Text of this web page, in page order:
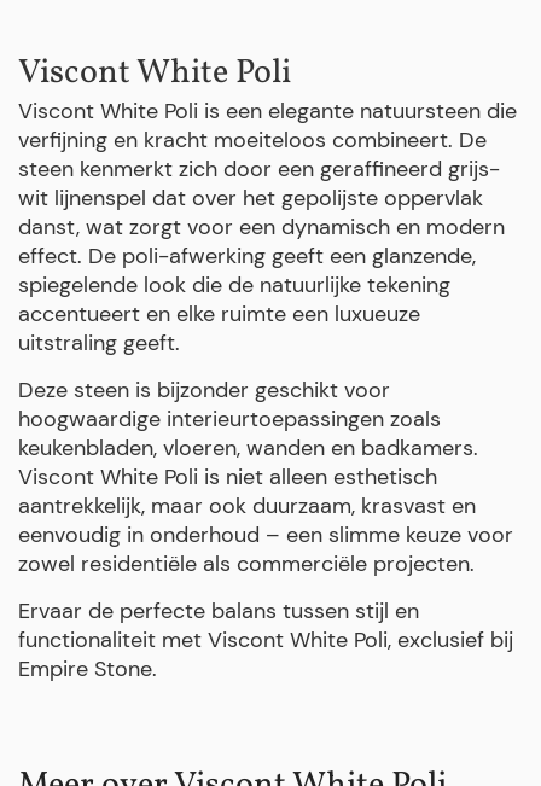
Viscont White Poli
Viscont White Poli is een elegante natuursteen die
verfijning en kracht moeiteloos combineert. De
steen kenmerkt zich door een geraffineerd grijs-
wit lijnenspel dat over het gepolijste oppervlak
danst, wat zorgt voor een dynamisch en modern
effect. De poli-afwerking geeft een glanzende,
spiegelende look die de natuurlijke tekening
accentueert en elke ruimte een luxueuze
uitstraling geeft.
Deze steen is bijzonder geschikt voor
hoogwaardige interieurtoepassingen zoals
keukenbladen, vloeren, wanden en badkamers.
Viscont White Poli is niet alleen esthetisch
aantrekkelijk, maar ook duurzaam, krasvast en
eenvoudig in onderhoud – een slimme keuze voor
zowel residentiële als commerciële projecten.
Ervaar de perfecte balans tussen stijl en
functionaliteit met Viscont White Poli, exclusief bij
Empire Stone.